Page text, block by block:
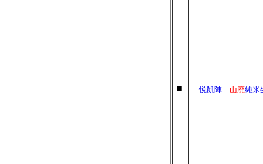
■ 悦凱陣 山廃純